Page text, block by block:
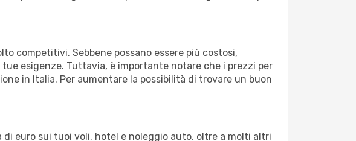
competitivi. Sebbene possano essere più costosi,
esigenze. Tuttavia, è importante notare che i prezzi per
in Italia. Per aumentare la possibilità di trovare un buon
euro sui tuoi voli, hotel e noleggio auto, oltre a molti altri